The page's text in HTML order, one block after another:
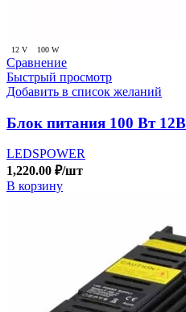
12 V 100 W
Сравнение
Быстрый просмотр
Добавить в список желаний
Блок питания 100 Вт
LEDSPOWER
1,220.00 ₽/шт
В корзину